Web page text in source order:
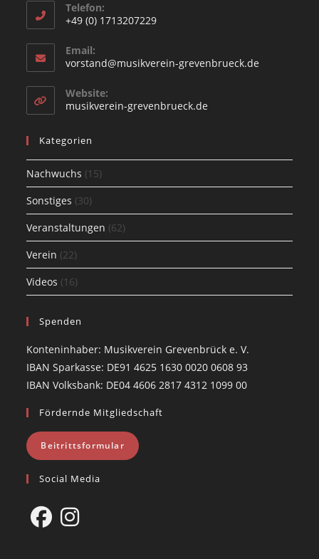
in
new
tab
Telefon:
+49 (0) 1713207229
in
your
application
Email:
vorstand@musikverein-grevenbrueck.de
Website:
musikverein-grevenbrueck.de
tab
Kategorien
Nachwuchs (15)
Sonstiges (30)
Veranstaltungen (62)
Verein (22)
Videos (16)
Spenden
Konteninhaber: Musikverein Grevenbrück e. V.
IBAN Sparkasse: DE91 4625 1630 0020 0608 93
IBAN Volksbank: DE04 4606 2817 4312 1099 00
Fördernde Mitgliedschaft
Beitrittsformular
Social Media